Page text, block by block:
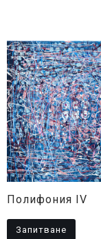
Полифония IV
Запитване